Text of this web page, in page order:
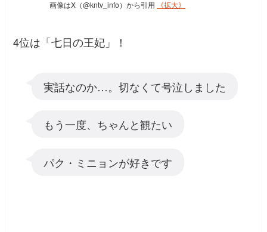
画像はX（@kntv_info）から引用 《拡大》
4位は「七日の王妃」！
実話なのか…。切なくて号泣しました
もう一度、ちゃんと観たい
パク・ミニョンが好きです